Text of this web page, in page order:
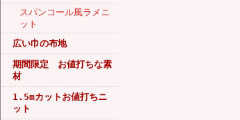
スパンコール風ラメニ
ット
広い巾の布地
期間限定 お値打ちな素
材
1.5mカットお値打ちニ
ット